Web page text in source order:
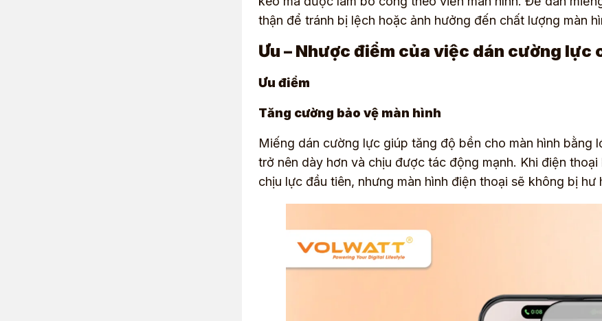
thận để tránh bị lệch hoặc ảnh hưởng đến chất lượng màn
Ưu – Nhược điểm của việc dán cường lực
Ưu điểm
Tăng cường bảo vệ màn hình
Miếng dán cường lực giúp tăng độ bền cho màn hình bằng
trở nên dày hơn và chịu được tác động mạnh. Khi điện
chịu lực đầu tiên, nhưng màn hình điện thoại sẽ không bị hư